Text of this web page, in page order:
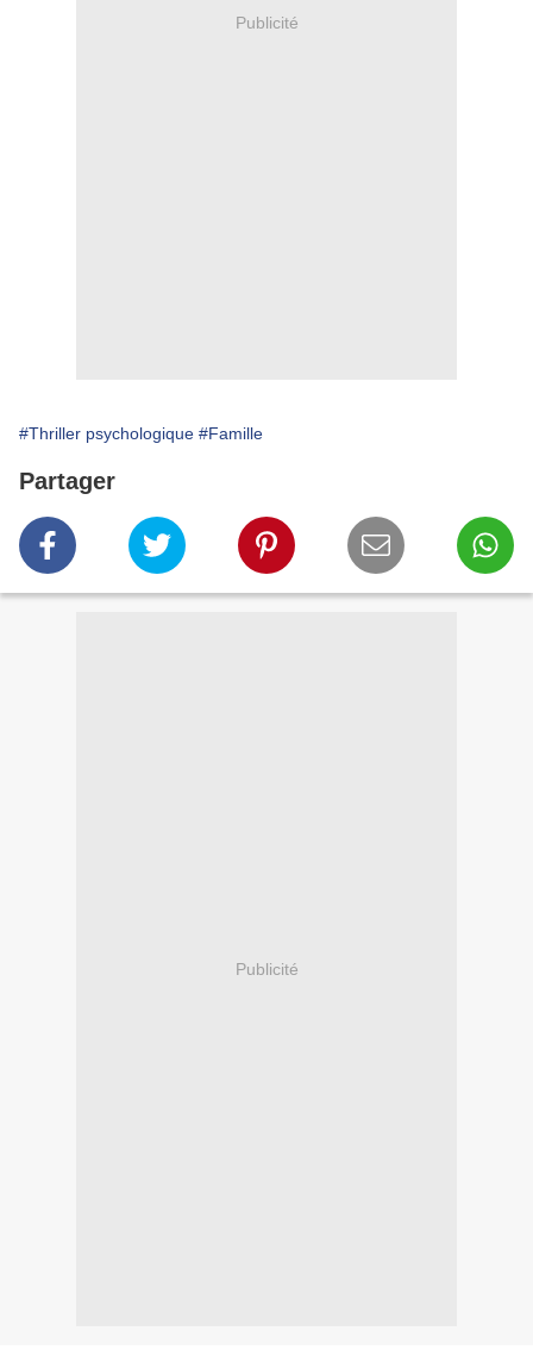
Publicité
#Thriller psychologique #Famille
Partager
Publicité